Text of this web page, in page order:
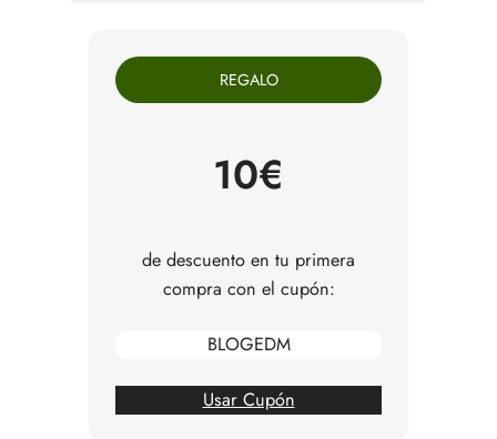
mercado
La joya de otoño de nuestros agricultores
El arte de elegir y madurar el caqui perfecto en
REGALO
10€
de descuento en tu primera
compra con el cupón:
BLOGEDM
Usar Cupón